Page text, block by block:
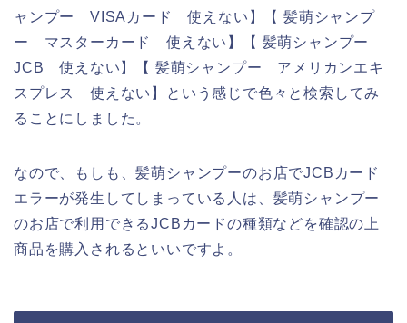
ャンプー VISAカード 使えない】【 髪萌シャンプ
ー マスターカード 使えない】【 髪萌シャンプー
JCB 使えない】【 髪萌シャンプー アメリカンエキ
スプレス 使えない】という感じで色々と検索してみ
ることにしました。
なので、もしも、髪萌シャンプーのお店でJCBカード
エラーが発生してしまっている人は、髪萌シャンプー
のお店で利用できるJCBカードの種類などを確認の上
商品を購入されるといいですよ。